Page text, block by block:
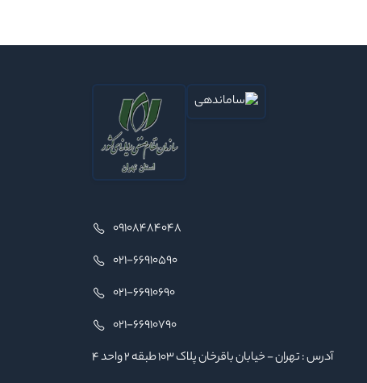
09108484048
021-66910590
021-66910690
021-66910790
آدرس : تهران - خیابان باقرخان پلاک ۱۰۳ طبقه ۲ واحد ۴